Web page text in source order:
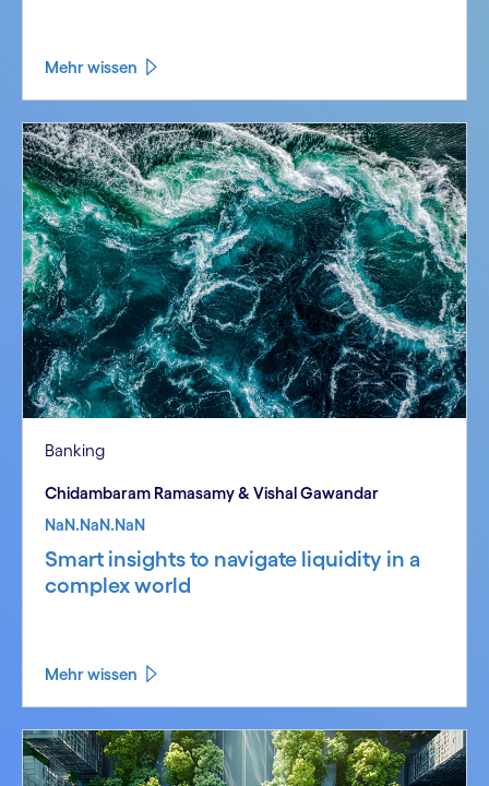
Mehr wissen
Banking
Chidambaram Ramasamy & Vishal Gawandar
NaN.NaN.NaN
Smart insights to navigate liquidity in a
complex world
Mehr wissen